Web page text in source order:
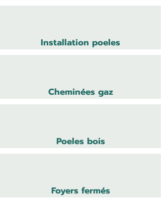
Installation poeles
Cheminées gaz
Poeles bois
Foyers fermés